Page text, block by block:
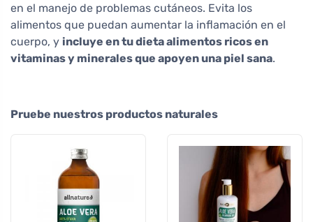
en el manejo de problemas cutáneos. Evita los
alimentos que puedan aumentar la inflamación en el
cuerpo, y incluye en tu dieta alimentos ricos en
vitaminas y minerales que apoyen una piel sana.
Pruebe nuestros productos naturales